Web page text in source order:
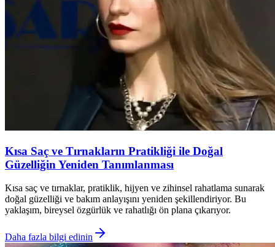
Kısa Saç ve Tırnakların Pratikliği ile Doğal
Güzelliğin Yeniden Tanımlanması
Kısa saç ve tırnaklar, pratiklik, hijyen ve zihinsel rahatlama sunarak
doğal güzelliği ve bakım anlayışını yeniden şekillendiriyor. Bu
yaklaşım, bireysel özgürlük ve rahatlığı ön plana çıkarıyor.
Daha fazla bilgi edinin